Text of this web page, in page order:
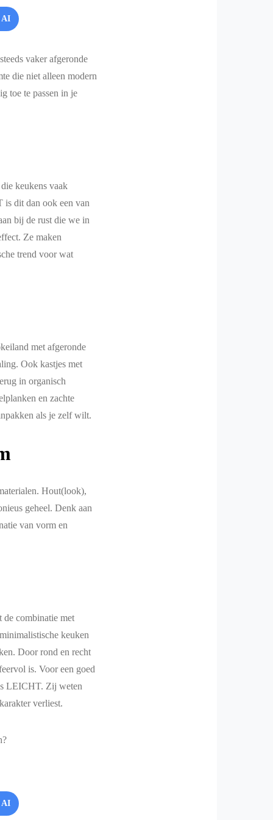
AI
vaker afgeronde
die niet alleen modern
toe te passen in je
keukens vaak
is dit dan ook een van
bij de rust die we in
Ze maken
trend voor wat
met afgeronde
Ook kastjes met
in organisch
en zachte
als je zelf wilt.
Hout(look),
geheel. Denk aan
van vorm en
de combinatie met
keuken
Door rond en recht
is. Voor een goed
LEICHT. Zij weten
verliest.
AI